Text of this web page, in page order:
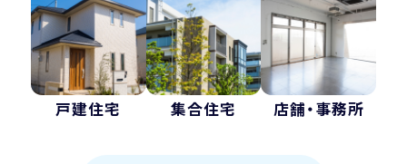
戸建住宅 集合住宅 店舗・事務所